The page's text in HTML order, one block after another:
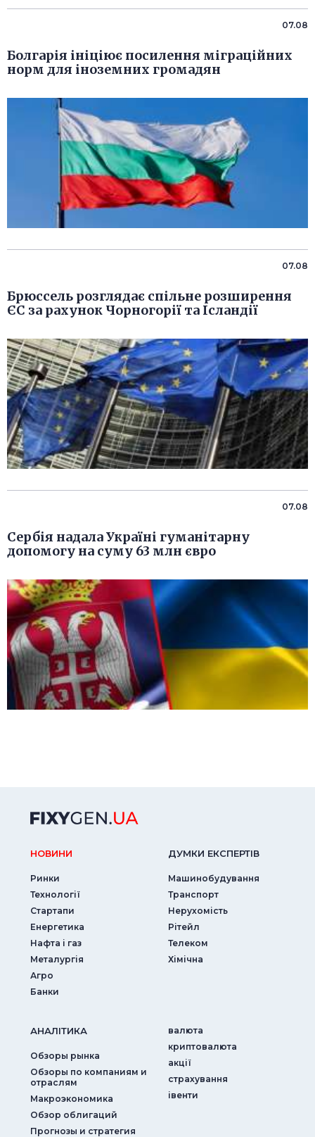
07.08
Болгарія ініціює посилення міграційних
норм для іноземних громадян
07.08
Брюссель розглядає спільне розширення
ЄС за рахунок Чорногорії та Ісландії
07.08
Сербія надала Україні гуманітарну
допомогу на суму 63 млн євро
НОВИНИ
Ринки
Технології
Стартапи
Енергетика
Нафта і газ
Металургія
Агро
Банки
ДУМКИ ЕКСПЕРТIВ
Машинобудування
Транспорт
Нерухомість
Рітейл
Телеком
Хімічна
АНАЛIТИКА
Обзоры рынка
Обзоры по компаниям и
отраслям
Макроэкономика
Обзор облигаций
Прогнозы и стратегия
валюта
криптовалюта
акції
страхування
iвенти